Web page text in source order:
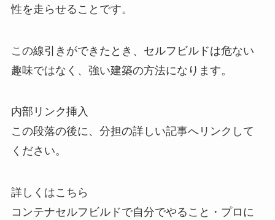
性を走らせることです。
この線引きができたとき、セルフビルドは危ない
趣味ではなく、強い建築の方法になります。
内部リンク挿入
この段落の後に、分担の詳しい記事へリンクして
ください。
詳しくはこちら
コンテナセルフビルドで自分でやること・プロに